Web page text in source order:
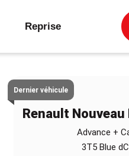
Reprise
Dernier véhicule
Renault
Advance +
3T5 Blue